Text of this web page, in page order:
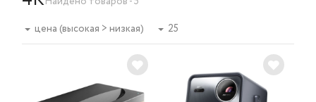
цена (высокая > низкая)
25